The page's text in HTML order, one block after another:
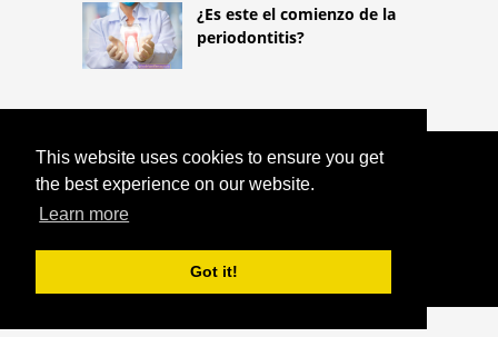
This website uses cookies to ensure you get
the best experience on our website.
Learn more
Got it!
¿Es este el comienzo de la
periodontitis?
COPYRIGHT 2026
HTTPS://LIFESTYLEMED.NET
QUE USAR UNA MÁSCARA EN EL
BOSQUE? EL MINISTRO DESPEJA
DUDAS